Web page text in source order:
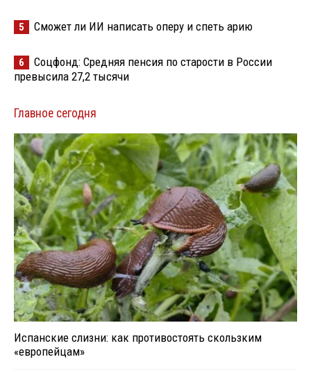
5 Сможет ли ИИ написать оперу и спеть арию
6
Соцфонд: Средняя пенсия по старости в России
превысила 27,2 тысячи
Главное сегодня
Испанские слизни: как противостоять скользким
«европейцам»